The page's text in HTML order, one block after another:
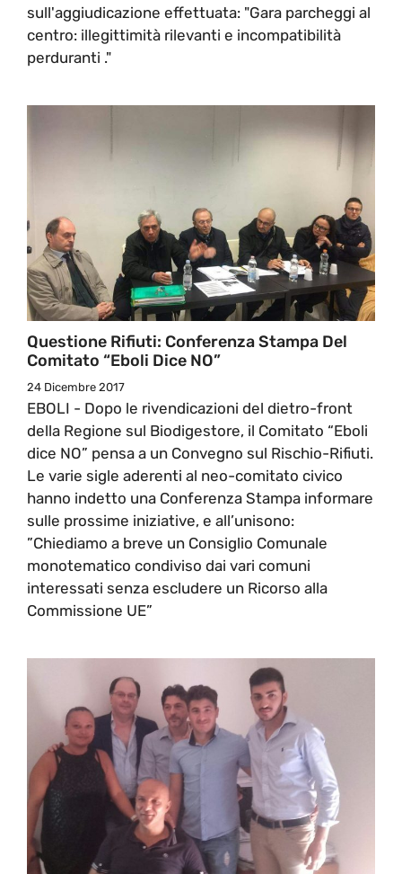
sull'aggiudicazione effettuata: "Gara parcheggi al
centro: illegittimità rilevanti e incompatibilità
perduranti ."
Questione Rifiuti: Conferenza Stampa Del
Comitato “Eboli Dice NO”
24 Dicembre 2017
EBOLI - Dopo le rivendicazioni del dietro-front
della Regione sul Biodigestore, il Comitato “Eboli
dice NO” pensa a un Convegno sul Rischio-Rifiuti.
Le varie sigle aderenti al neo-comitato civico
hanno indetto una Conferenza Stampa informare
sulle prossime iniziative, e all’unisono:
”Chiediamo a breve un Consiglio Comunale
monotematico condiviso dai vari comuni
interessati senza escludere un Ricorso alla
Commissione UE”